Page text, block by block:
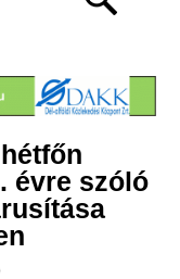
évre szóló